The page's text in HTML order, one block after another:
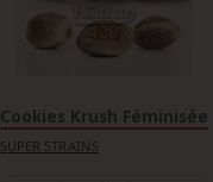
Cookies Krush Féminisée
SUPER STRAINS